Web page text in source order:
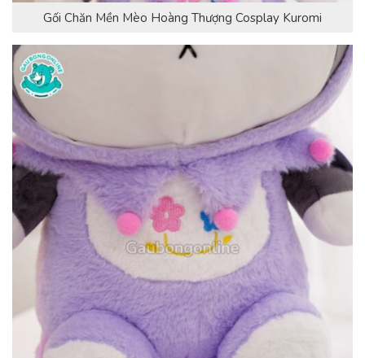
Gối Chăn Mền Mèo Hoàng Thượng Cosplay Kuromi